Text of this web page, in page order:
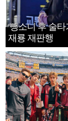
‘뺑소니 후 술타
재룡 재판행